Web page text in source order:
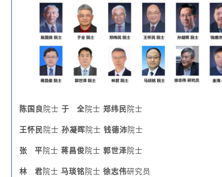
陈国良 院士 于 全院士 郑纬民院士
王怀民院士 孙凝晖院士 钱德沛院士
张 平院士 蒋昌俊院士 郭世泽院士
林 君院士 马琰铭院士 徐志伟研究员